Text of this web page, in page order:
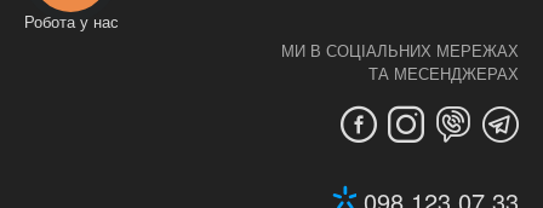
Робота у нас
МИ В СОЦІАЛЬНИХ МЕРЕЖАХ
ТА МЕСЕНДЖЕРАХ